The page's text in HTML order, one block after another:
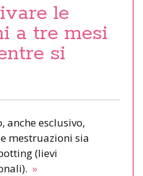
le
a tre mesi
si
esclusivo,
mestruazioni sia
(lievi
»